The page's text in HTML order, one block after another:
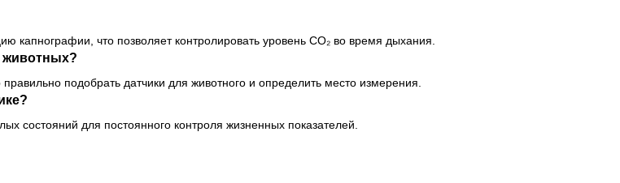
капнографии, что позволяет контролировать уровень CO₂ во время дыхания.
животных?
подобрать датчики для животного и определить место измерения.
состояний для постоянного контроля жизненных показателей.